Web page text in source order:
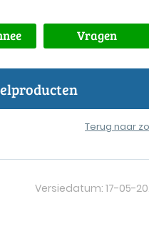
Vragen
Terug naar
Versiedatum: 17-05-